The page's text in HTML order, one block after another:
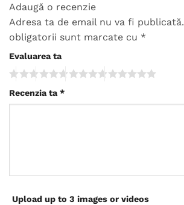
Adaugă o recenzie
Adresa ta de email nu va fi publicată.
obligatorii sunt marcate cu *
Evaluarea ta
Recenzia ta*
Upload up to 3 images or videos